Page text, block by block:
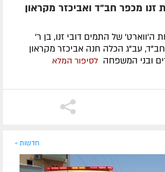
מכפר חב"ד ואביכזר מקראון
ה'ווארט' של התמים דובי זנו, בן ר'
חב"ד, עב"ג הכלה חנה אביכזר מקראון
ובני המשפחה לסיפור המלא
חדשות »